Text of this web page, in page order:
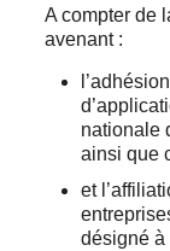
A compter de
avenant :
nationale
ainsi que
et
désigné à